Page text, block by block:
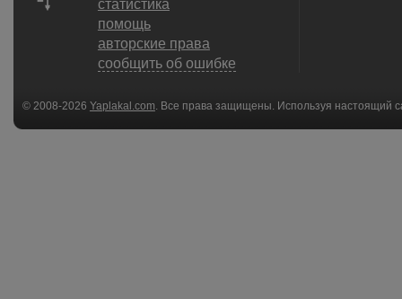
статистика
помощь
авторские права
сообщить об ошибке
© 2008-2026 Yaplakal.com . Все права защищены. Используя настоящий
соглашения.